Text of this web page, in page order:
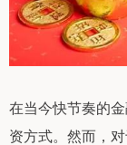
在当今快节奏的
资方式。然而，